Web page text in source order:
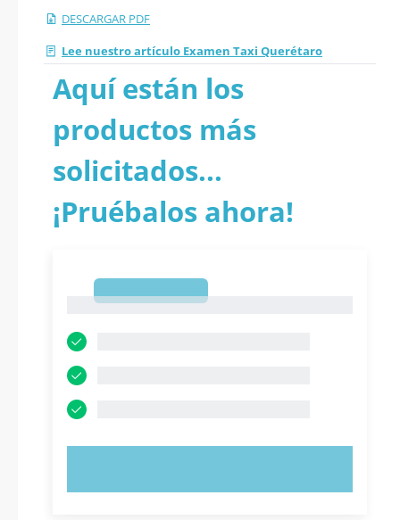
DESCARGAR PDF
Lee nuestro artículo Examen Taxi Querétaro
Aquí están los
productos más
solicitados...
¡Pruébalos ahora!